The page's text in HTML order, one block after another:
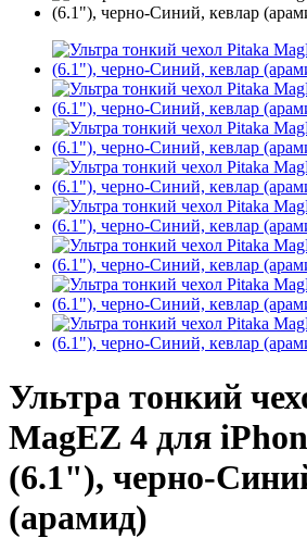
Ультра тонкий
MagEZ 4 для
(6.1"), черно-
(арамид)